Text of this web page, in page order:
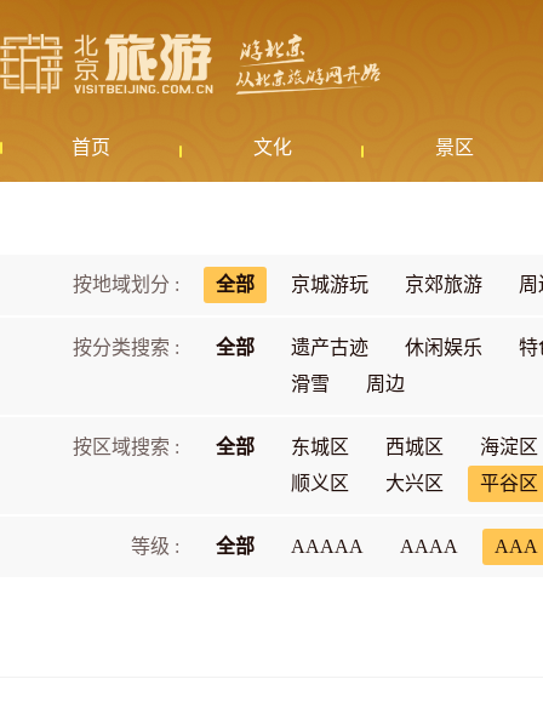
首页 文化 景区
按地域划分 : 全部 京城游玩 京郊旅游 周
按分类搜索 : 全部 遗产古迹 休闲娱乐
特
滑雪
周边
按区域搜索 : 全部 东城区 西城区
海淀区
顺义区
大兴区 平谷区
等级 : 全部 AAAAA AAAA AAA